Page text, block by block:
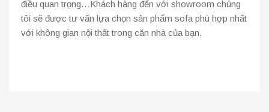
điều quan trọng…Khách hàng đến với showroom chúng
tôi sẽ được tư vấn lựa chọn sản phẩm sofa phù hợp nhất
với không gian nội thất trong căn nhà của bạn.